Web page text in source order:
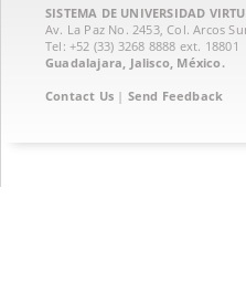
SISTEMA DE UNIVERSIDAD
Av. La Paz No. 2453, Col. Arcos
Tel: +52 (33) 3268 8888‏ ext. 18801
Guadalajara, Jalisco, México.
Contact Us | Send Feedback